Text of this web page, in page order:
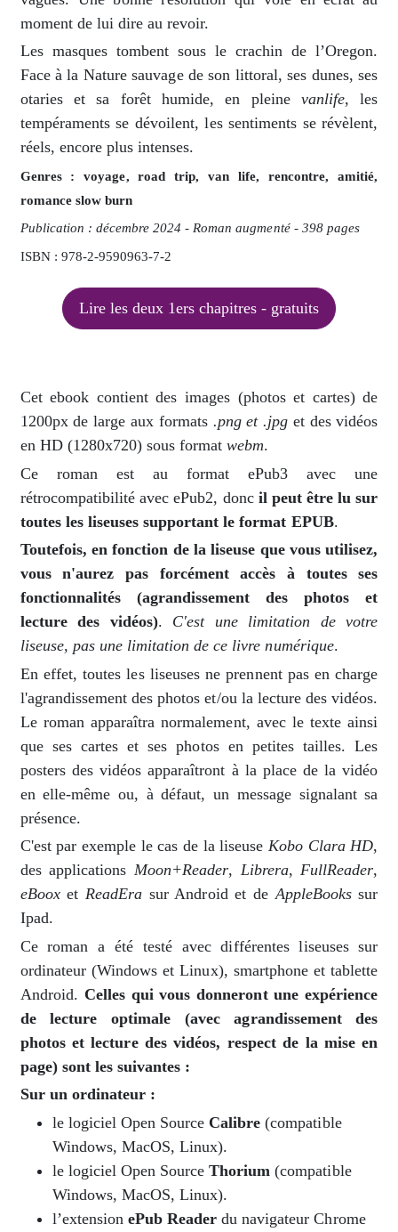
moment de lui dire au revoir.
Les masques tombent sous le crachin de l’Oregon.
Face à la Nature sauvage de son littoral, ses dunes, ses
otaries et sa forêt humide, en pleine vanlife, les
tempéraments se dévoilent, les sentiments se révèlent,
réels, encore plus intenses.
Genres : voyage, road trip, van life, rencontre, amitié,
romance slow burn
Publication : décembre 2024 - Roman augmenté - 398 pages
ISBN : 978-2-9590963-7-2
Lire les deux 1ers chapitres - gratuits
Cet ebook contient des images (photos et cartes) de
1200px de large aux formats .png et .jpg et des vidéos
en HD (1280x720) sous formatwebm.
Ce roman est au format ePub3 avec une
rétrocompatibilité avec ePub2, donc il peut être lu sur
toutes les liseuses supportant le format EPUB.
Toutefois, en fonction de la liseuse que vous utilisez,
vous n'aurez pas forcément accès à toutes ses
fonctionnalités (agrandissement des photos et
lecture des vidéos). C'est une limitation de votre
liseuse, pas une limitation de ce livre numérique.
En effet, toutes les liseuses ne prennent pas en charge
l'agrandissement des photos et/ou la lecture des vidéos.
Le roman apparaîtra normalement, avec le texte ainsi
que ses cartes et ses photos en petites tailles. Les
posters des vidéos apparaîtront à la place de la vidéo
en elle-même ou, à défaut, un message signalant sa
présence.
C'est par exemple le cas de la liseuse Kobo Clara HD,
des applications Moon+Reader, Librera,FullReader,
eBooxet ReadEra sur Android et deAppleBookssur
Ipad.
Ce roman a été testé avec différentes liseuses sur
ordinateur (Windows et Linux), smartphone et tablette
Android. Celles qui vous donneront une expérience
de lecture optimale (avec agrandissement des
photos et lecture des vidéos, respect de la mise en
page) sont les suivantes :
Sur un ordinateur :
le logiciel Open Source Calibre (compatible
Windows, MacOS, Linux).
le logiciel Open SourceThorium (compatible
Windows, MacOS, Linux).
l’extension ePub Reader du navigateur Chrome